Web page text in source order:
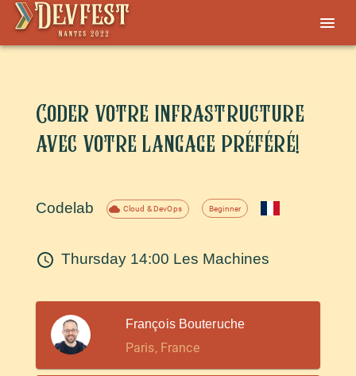
Coder votre infrastructure
avec votre langage préféré!
Codelab Cloud & DevOps Beginner
Thursday 14:00 Les Machines
François Bouteruche
Paris, France